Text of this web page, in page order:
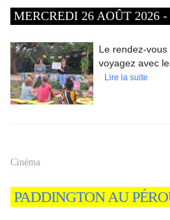
MERCREDI 26 AOÛT 2026 -
Le rendez-
voyagez avec
Lire la suite
Cinéma
PADDINGTON AU